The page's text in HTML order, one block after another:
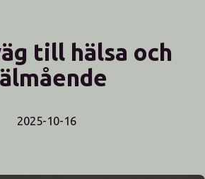
till hälsa och
2025-10-16